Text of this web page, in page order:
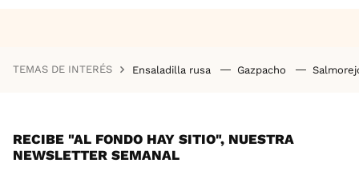
TEMAS DE INTERÉS Ensaladilla rusa Gazpacho
RECIBE "AL FONDO HAY SITIO", NUESTRA
NEWSLETTER SEMANAL